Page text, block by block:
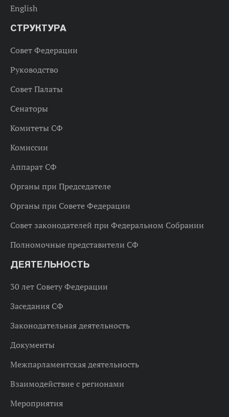
English
СТРУКТУРА
Совет Федерации
Руководство
Совет Палаты
Сенаторы
Комитеты СФ
Комиссии
Аппарат СФ
Органы при Председателе
Органы при Совете Федерации
Совет законодателей при Федеральном Собрании
Полномочные представители СФ
ДЕЯТЕЛЬНОСТЬ
30 лет Совету Федерации
Заседания СФ
Законодательная деятельность
Документы
Межпарламентская деятельность
Взаимодействие с регионами
Мероприятия